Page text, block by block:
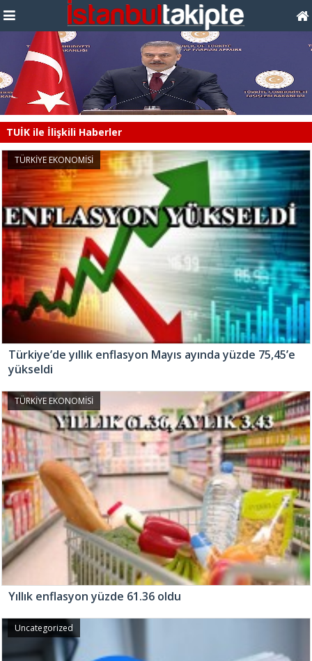
TUİK ile İlişkili Haberler
TÜRKİYE EKONOMİSİ
Türkiye’de yıllık enflasyon Mayıs ayında yüzde 75,45’e
yükseldi
TÜRKİYE EKONOMİSİ
Yıllık enflasyon yüzde 61.36 oldu
Uncategorized